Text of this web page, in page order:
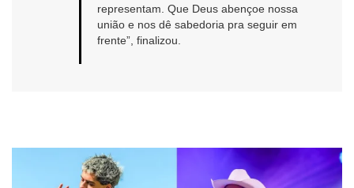
representam. Que Deus abençoe nossa
união e nos dê sabedoria pra seguir em
frente”, finalizou.